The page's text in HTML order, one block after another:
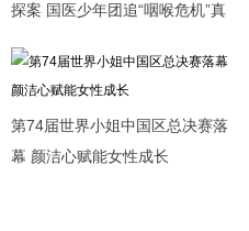
探案 国医少年团追“咽喉危机”真
第74届世界小姐中国区总决赛落
幕 颜洁心赋能女性成长